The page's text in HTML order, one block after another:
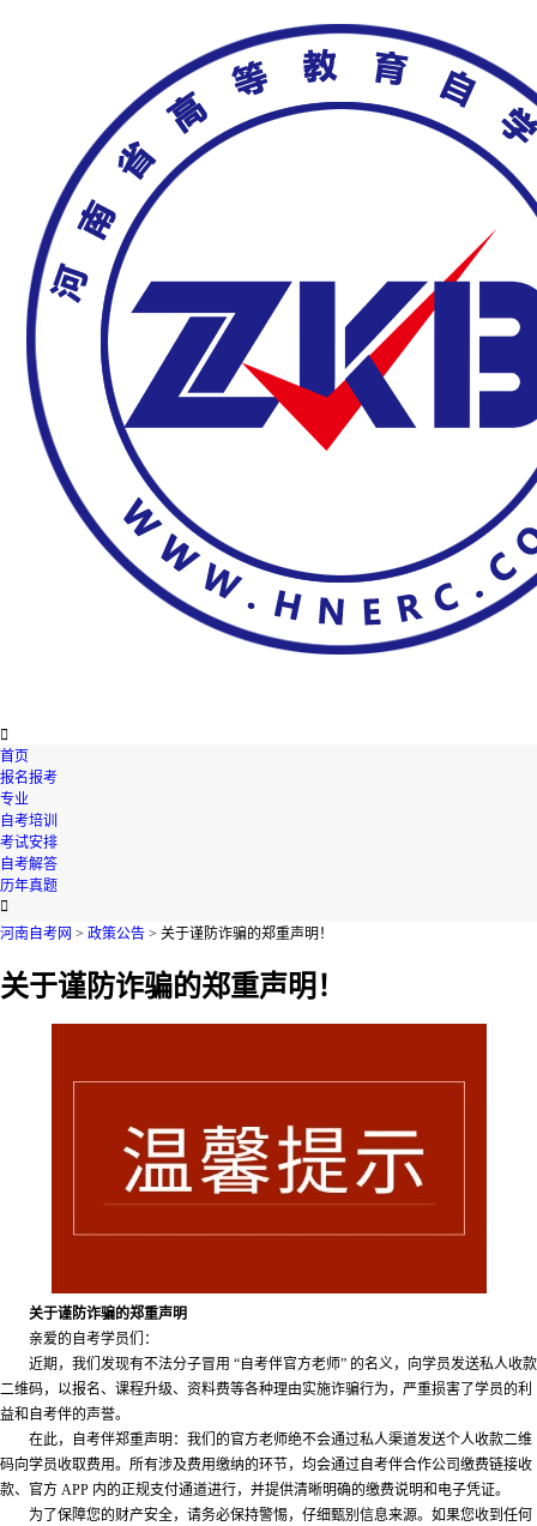

首页
报名报考
专业
自考培训
考试安排
自考解答
历年真题

河南自考网 > 政策公告 > 关于谨防诈骗的郑重声明！
关于谨防诈骗的郑重声明！
关于谨防诈骗的郑重声明
亲爱的自考学员们：
近期，我们发现有不法分子冒用 “自考伴官方老师” 的名义，向学员发送私人收款
二维码，以报名、课程升级、资料费等各种理由实施诈骗行为，严重损害了学员的利
益和自考伴的声誉。
在此，自考伴郑重声明：我们的官方老师绝不会通过私人渠道发送个人收款二维
码向学员收取费用。所有涉及费用缴纳的环节，均会通过自考伴合作公司缴费链接收
款、官方 APP 内的正规支付通道进行，并提供清晰明确的缴费说明和电子凭证。
为了保障您的财产安全，请务必保持警惕，仔细甄别信息来源。如果您收到任何